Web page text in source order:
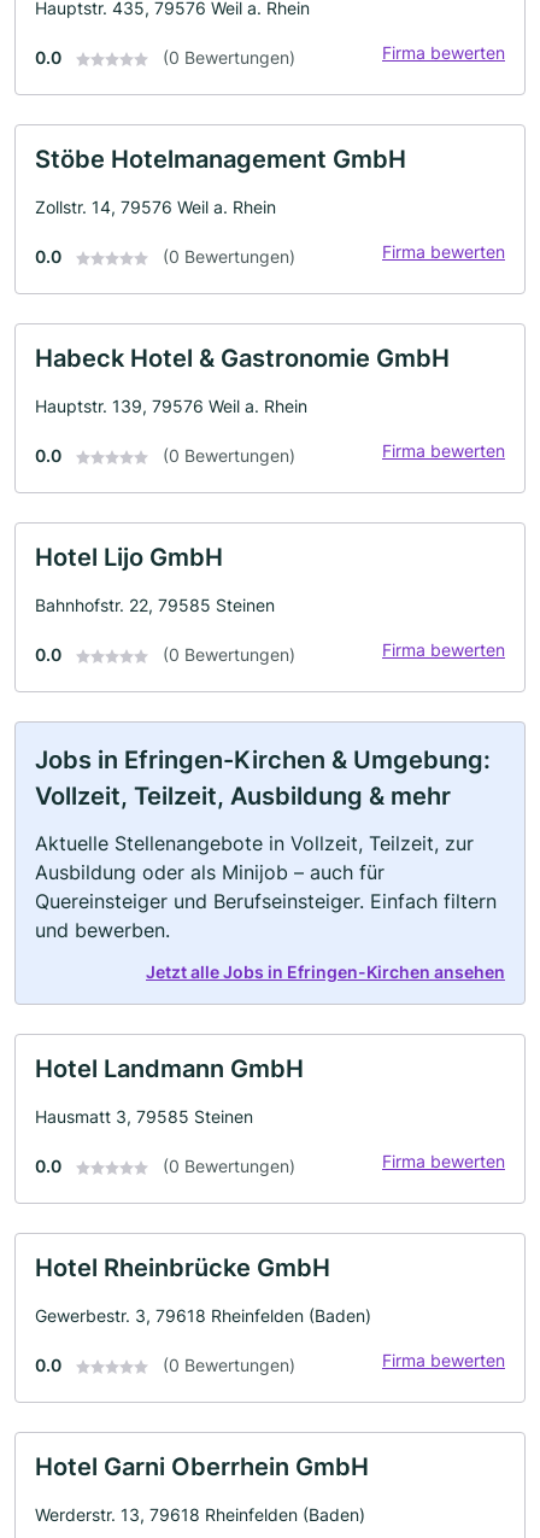
Hauptstr. 435, 79576 Weil a. Rhein
0.0 (0 Bewertungen) Firma bewerten
Stöbe Hotelmanagement GmbH
Zollstr. 14, 79576 Weil a. Rhein
0.0 (0 Bewertungen) Firma bewerten
Habeck Hotel & Gastronomie GmbH
Hauptstr. 139, 79576 Weil a. Rhein
0.0 (0 Bewertungen) Firma bewerten
Hotel Lijo GmbH
Bahnhofstr. 22, 79585 Steinen
0.0 (0 Bewertungen) Firma bewerten
Jobs in Efringen-Kirchen & Umgebung:
Vollzeit, Teilzeit, Ausbildung & mehr
Aktuelle Stellenangebote in Vollzeit, Teilzeit, zur
Ausbildung oder als Minijob – auch für
Quereinsteiger und Berufseinsteiger. Einfach filtern
und bewerben.
Jetzt alle Jobs in Efringen-Kirchen ansehen
Hotel Landmann GmbH
Hausmatt 3, 79585 Steinen
0.0 (0 Bewertungen) Firma bewerten
Hotel Rheinbrücke GmbH
Gewerbestr. 3, 79618 Rheinfelden (Baden)
0.0 (0 Bewertungen) Firma bewerten
Hotel Garni Oberrhein GmbH
Werderstr. 13, 79618 Rheinfelden (Baden)